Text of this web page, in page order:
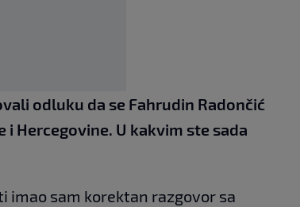
odluku da se Fahrudin Radončić
Hercegovine. U kakvim ste sada
imao sam korektan razgovor sa